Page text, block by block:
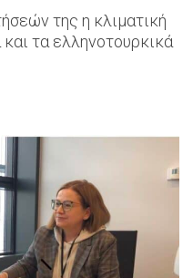
της η κλιματική
τα ελληνοτουρκικά